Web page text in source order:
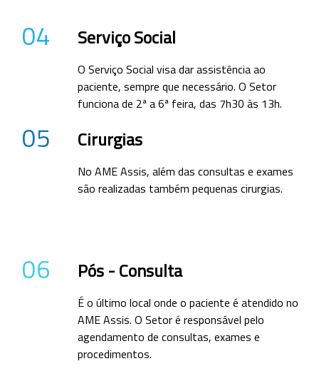
04 Serviço Social
O Serviço Social visa dar assistência ao
paciente, sempre que necessário. O Setor
funciona de 2ª a 6ª feira, das 7h30 às 13h.
05 Cirurgias
No AME Assis, além das consultas e exames
são realizadas também pequenas cirurgias.
06 Pós - Consulta
É o último local onde o paciente é atendido no
AME Assis. O Setor é responsável pelo
agendamento de consultas, exames e
procedimentos.